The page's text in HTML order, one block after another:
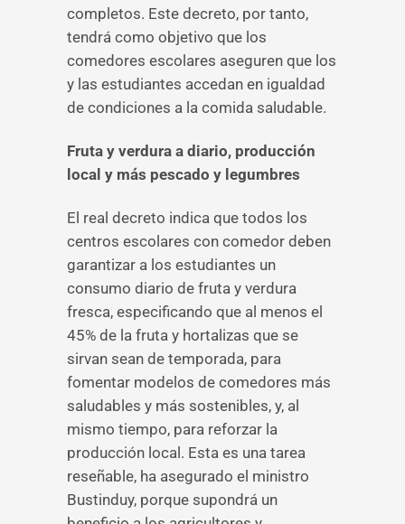
completos. Este decreto, por tanto,
tendrá como objetivo que los
comedores escolares aseguren que los
y las estudiantes accedan en igualdad
de condiciones a la comida saludable.
Fruta y verdura a diario, producción
local y más pescado y legumbres
El real decreto indica que todos los
centros escolares con comedor deben
garantizar a los estudiantes un
consumo diario de fruta y verdura
fresca, especificando que al menos el
45% de la fruta y hortalizas que se
sirvan sean de temporada, para
fomentar modelos de comedores más
saludables y más sostenibles, y, al
mismo tiempo, para reforzar la
producción local. Esta es una tarea
reseñable, ha asegurado el ministro
Bustinduy, porque supondrá un